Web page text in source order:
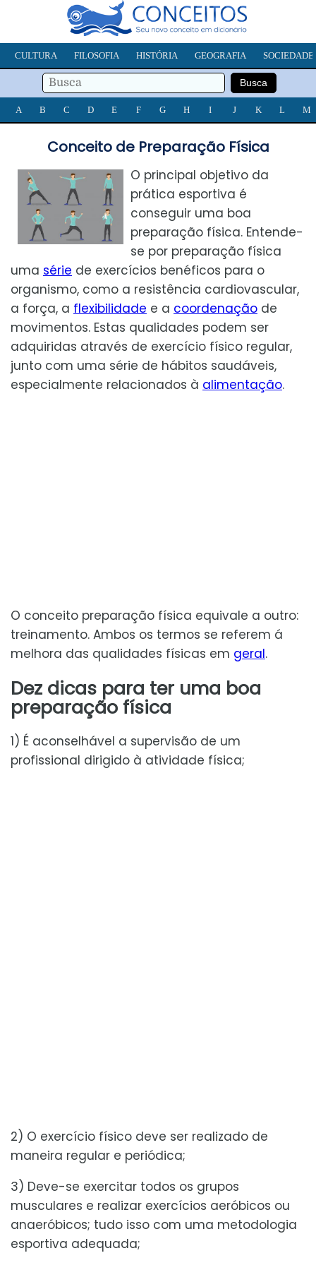
CULTURA FILOSOFIA HISTÓRIA GEOGRAFIA SOCIEDADE
A B C D E F G H I J K L M
Conceito de Preparação Física
O principal objetivo da
prática esportiva é
conseguir uma boa
preparação física. Entende-
se por preparação física
uma série de exercícios benéficos para o
organismo, como a resistência cardiovascular,
a força, a flexibilidade e a coordenação de
movimentos. Estas qualidades podem ser
adquiridas através de exercício físico regular,
junto com uma série de hábitos saudáveis,
especialmente relacionados à alimentação.
O conceito preparação física equivale a outro:
treinamento. Ambos os termos se referem á
melhora das qualidades físicas em geral.
Dez dicas para ter uma boa
preparação física
1) É aconselhável a supervisão de um
profissional dirigido à atividade física;
2) O exercício físico deve ser realizado de
maneira regular e periódica;
3) Deve-se exercitar todos os grupos
musculares e realizar exercícios aeróbicos ou
anaeróbicos; tudo isso com uma metodologia
esportiva adequada;